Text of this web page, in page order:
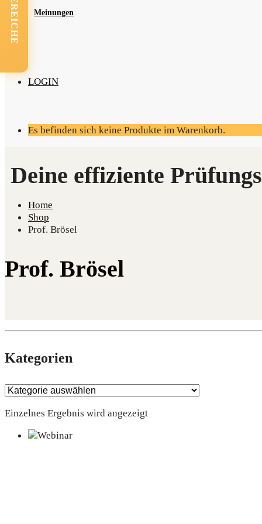
Mei­nun­gen
LOGIN
Es befinden sich keine Produkte im Warenkorb.
Home
Shop
Prof. Brösel
Prof. Brösel
Kate­go­rien
Einzelnes Ergebnis wird angezeigt